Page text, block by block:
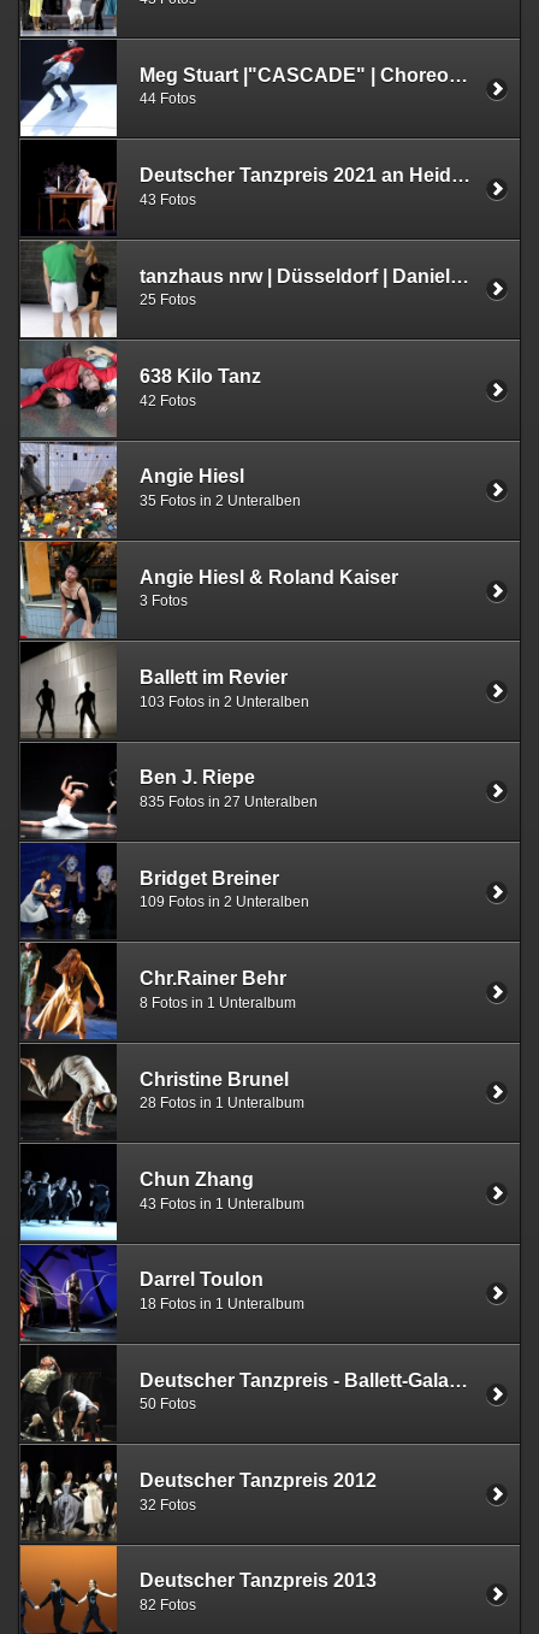
Meg Stuart |"CASCADE" | Choreografie | Ruhrtriennale | PACT Zollverein 09.09.2021
44 Fotos
Deutscher Tanzpreis 2021 an Heide-Marie Härtel | Aalto Theater, Essen | 23.10.2021
43 Fotos
tanzhaus nrw | Düsseldorf | Daniela Georgieva, Tänzer: Hugo Le Brigand | 16.10.2021
25 Fotos
638 Kilo Tanz
42 Fotos
Angie Hiesl
35 Fotos in 2 Unteralben
Angie Hiesl & Roland Kaiser
3 Fotos
Ballett im Revier
103 Fotos in 2 Unteralben
Ben J. Riepe
835 Fotos in 27 Unteralben
Bridget Breiner
109 Fotos in 2 Unteralben
Chr.Rainer Behr
8 Fotos in 1 Unteralbum
Christine Brunel
28 Fotos in 1 Unteralbum
Chun Zhang
43 Fotos in 1 Unteralbum
Darrel Toulon
18 Fotos in 1 Unteralbum
Deutscher Tanzpreis - Ballett-Gala 2011
50 Fotos
Deutscher Tanzpreis 2012
32 Fotos
Deutscher Tanzpreis 2013
82 Fotos